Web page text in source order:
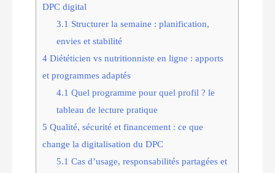
DPC digital
3.1 Structurer la semaine : planification,
envies et stabilité
4 Diététicien vs nutritionniste en ligne : apports
et programmes adaptés
4.1 Quel programme pour quel profil ? le
tableau de lecture pratique
5 Qualité, sécurité et financement : ce que
change la digitalisation du DPC
5.1 Cas d’usage, responsabilités partagées et